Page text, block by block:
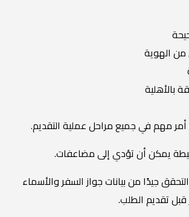
الهوية
بالأهلية
مهم في جميع مراحل عملية التقديم.
يمكن أن تؤدي إلى مضاعفات.
جيدًا من بيانات جواز السفر والأسماء
تقديم الطلب.